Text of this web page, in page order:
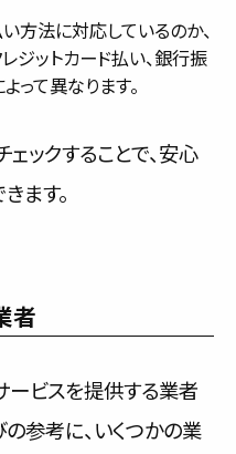
方法に対応しているのか、
ジットカード払い、銀行振
って異なります。
ックすることで、安心
ます。
者
ービスを提供する業者
参考に、いくつかの業